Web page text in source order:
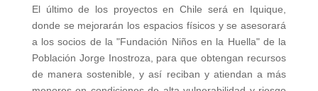
El último de los proyectos en Chile será en Iquique,
donde se mejorarán los espacios físicos y se asesorará
a los socios de la "Fundación Niños en la Huella" de la
Población Jorge Inostroza, para que obtengan recursos
de manera sostenible, y así reciban y atiendan a más